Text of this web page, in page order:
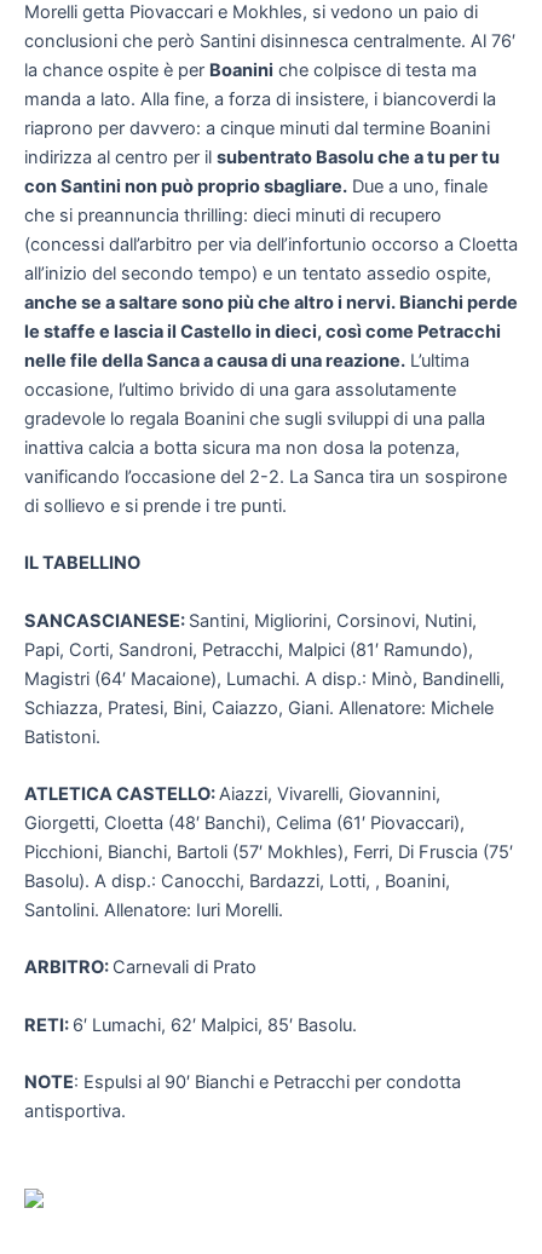
Morelli getta Piovaccari e Mokhles, si vedono un paio di
conclusioni che però Santini disinnesca centralmente. Al 76′
la chance ospite è per Boanini che colpisce di testa ma
manda a lato. Alla fine, a forza di insistere, i biancoverdi la
riaprono per davvero: a cinque minuti dal termine Boanini
indirizza al centro per il subentrato Basolu che a tu per tu
con Santini non può proprio sbagliare. Due a uno, finale
che si preannuncia thrilling: dieci minuti di recupero
(concessi dall’arbitro per via dell’infortunio occorso a Cloetta
all’inizio del secondo tempo) e un tentato assedio ospite,
anche se a saltare sono più che altro i nervi. Bianchi perde
le staffe e lascia il Castello in dieci, così come Petracchi
nelle file della Sanca a causa di una reazione. L’ultima
occasione, l’ultimo brivido di una gara assolutamente
gradevole lo regala Boanini che sugli sviluppi di una palla
inattiva calcia a botta sicura ma non dosa la potenza,
vanificando l’occasione del 2-2. La Sanca tira un sospirone
di sollievo e si prende i tre punti.
IL TABELLINO
SANCASCIANESE: Santini, Migliorini, Corsinovi, Nutini,
Papi, Corti, Sandroni, Petracchi, Malpici (81′ Ramundo),
Magistri (64′ Macaione), Lumachi. A disp.: Minò, Bandinelli,
Schiazza, Pratesi, Bini, Caiazzo, Giani. Allenatore: Michele
Batistoni.
ATLETICA CASTELLO:Aiazzi, Vivarelli, Giovannini,
Giorgetti, Cloetta (48′ Banchi), Celima (61′ Piovaccari),
Picchioni, Bianchi, Bartoli (57′ Mokhles), Ferri, Di Fruscia (75′
Basolu). A disp.: Canocchi, Bardazzi, Lotti, , Boanini,
Santolini. Allenatore: Iuri Morelli.
ARBITRO: Carnevali di Prato
RETI: 6′ Lumachi, 62′ Malpici, 85′ Basolu.
NOTE: Espulsi al 90′ Bianchi e Petracchi per condotta
antisportiva.